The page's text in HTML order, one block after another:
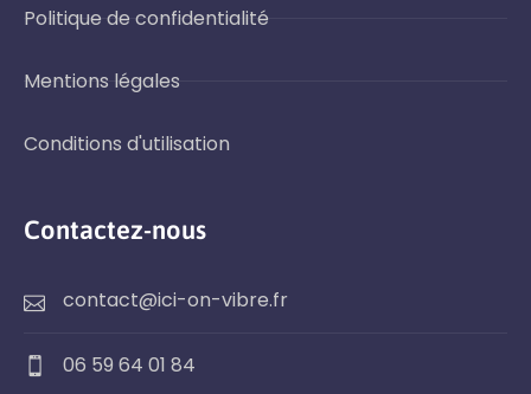
Politique de confidentialité
Mentions légales
Conditions d'utilisation
Contactez-nous
contact@ici-on-vibre.fr
06 59 64 01 84